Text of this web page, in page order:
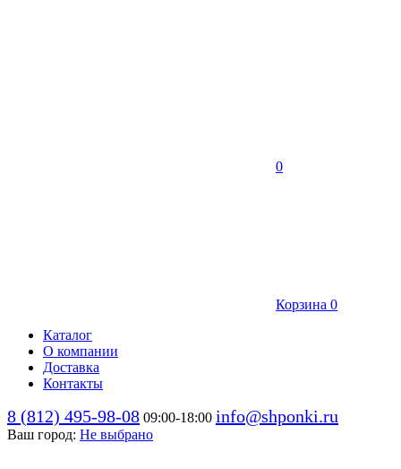
0
Корзина 0
Каталог
О компании
Доставка
Контакты
8 (812) 495-98-08 09:00-18:00 info@shponki.ru
Ваш город: Не выбрано